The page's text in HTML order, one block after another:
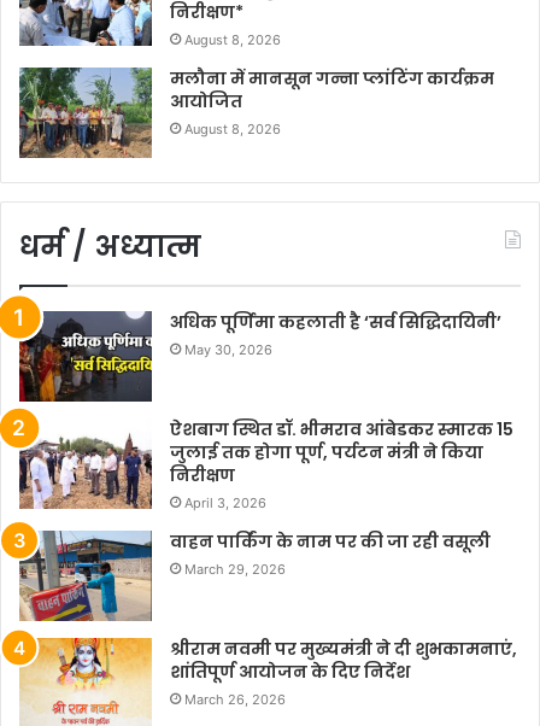
निरीक्षण*
August 8, 2026
मलौना में मानसून गन्ना प्लांटिंग कार्यक्रम
आयोजित
August 8, 2026
धर्म / अध्यात्म
अधिक पूर्णिमा कहलाती है ‘सर्व सिद्धिदायिनी’
May 30, 2026
ऐशबाग स्थित डॉ. भीमराव आंबेडकर स्मारक 15
जुलाई तक होगा पूर्ण, पर्यटन मंत्री ने किया
निरीक्षण
April 3, 2026
वाहन पार्किंग के नाम पर की जा रही वसूली
March 29, 2026
श्रीराम नवमी पर मुख्यमंत्री ने दी शुभकामनाएं,
शांतिपूर्ण आयोजन के दिए निर्देश
March 26, 2026